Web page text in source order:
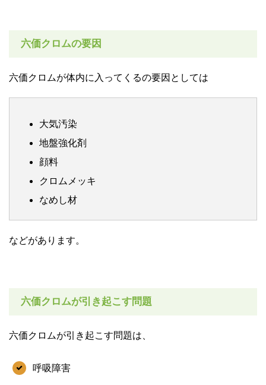
六価クロムの要因
六価クロムが体内に入ってくるの要因としては
大気汚染
地盤強化剤
顔料
クロムメッキ
なめし材
などがあります。
六価クロムが引き起こす問題
六価クロムが引き起こす問題は、
呼吸障害